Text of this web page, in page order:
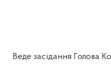
Веде засідання